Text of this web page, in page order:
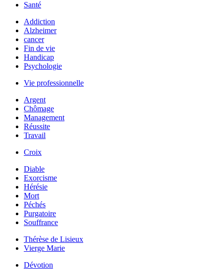
Santé
Addiction
Alzheimer
cancer
Fin de vie
Handicap
Psychologie
Vie professionnelle
Argent
Chômage
Management
Réussite
Travail
Croix
Diable
Exorcisme
Hérésie
Mort
Péchés
Purgatoire
Souffrance
Thérèse de Lisieux
Vierge Marie
Dévotion